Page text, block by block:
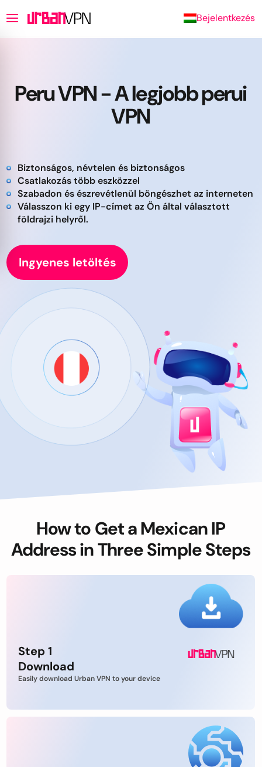
Bejelentkezés
Peru VPN - A legjobb perui
VPN
Biztonságos, névtelen és biztonságos
Csatlakozás több eszközzel
Szabadon és észrevétlenül böngészhet az interneten
Válasszon ki egy IP-címet az Ön által választott
földrajzi helyről.
Ingyenes letöltés
How to Get a Mexican IP
Address in Three Simple Steps
Step 1
Download
Easily download Urban VPN to your device